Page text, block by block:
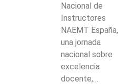
Nacional de
Instructores
NAEMT España,
una jornada
nacional sobre
excelencia
docente,…